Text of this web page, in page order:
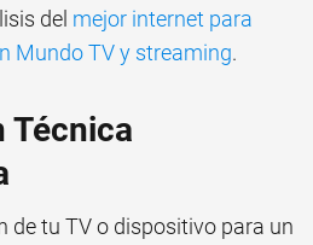
del mejor internet para
Mundo TV y streaming.
Técnica
de tu TV o dispositivo para un